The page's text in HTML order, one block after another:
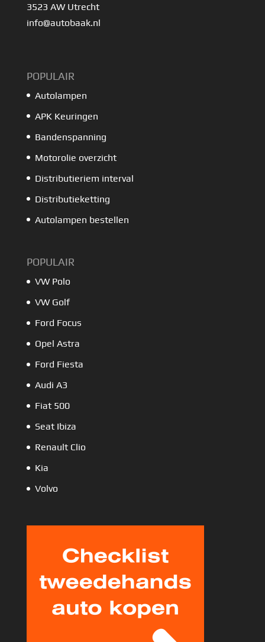
3523 AW Utrecht
info@autobaak.nl
POPULAIR
Autolampen
APK Keuringen
Bandenspanning
Motorolie overzicht
Distributieriem interval
Distributieketting
Autolampen bestellen
POPULAIR
VW Polo
VW Golf
Ford Focus
Opel Astra
Ford Fiesta
Audi A3
Fiat 500
Seat Ibiza
Renault Clio
Kia
Volvo